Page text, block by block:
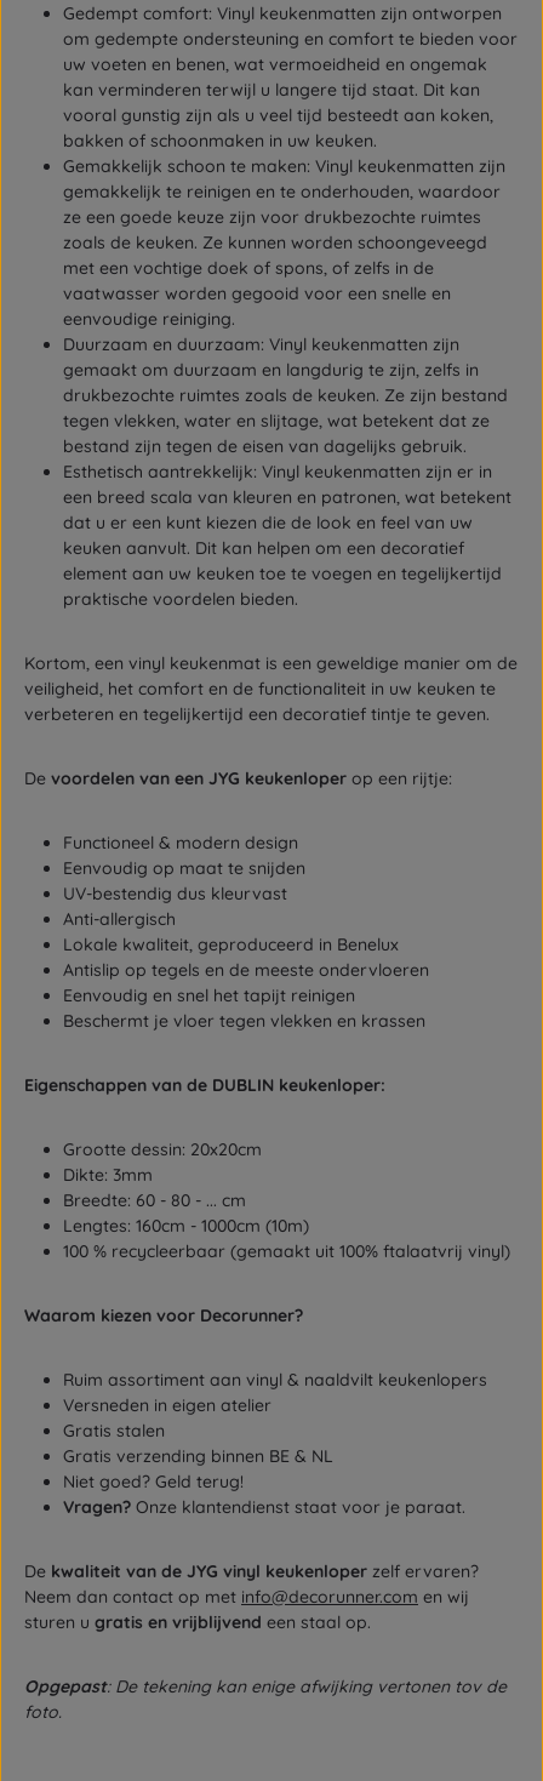
Gedempt comfort: Vinyl keukenmatten zijn ontworpen
om gedempte ondersteuning en comfort te bieden voor
uw voeten en benen, wat vermoeidheid en ongemak
kan verminderen terwijl u langere tijd staat. Dit kan
vooral gunstig zijn als u veel tijd besteedt aan koken,
bakken of schoonmaken in uw keuken.
Gemakkelijk schoon te maken: Vinyl keukenmatten zijn
gemakkelijk te reinigen en te onderhouden, waardoor
ze een goede keuze zijn voor drukbezochte ruimtes
zoals de keuken. Ze kunnen worden schoongeveegd
met een vochtige doek of spons, of zelfs in de
vaatwasser worden gegooid voor een snelle en
eenvoudige reiniging.
Duurzaam en duurzaam: Vinyl keukenmatten zijn
gemaakt om duurzaam en langdurig te zijn, zelfs in
drukbezochte ruimtes zoals de keuken. Ze zijn bestand
tegen vlekken, water en slijtage, wat betekent dat ze
bestand zijn tegen de eisen van dagelijks gebruik.
Esthetisch aantrekkelijk: Vinyl keukenmatten zijn er in
een breed scala van kleuren en patronen, wat betekent
dat u er een kunt kiezen die de look en feel van uw
keuken aanvult. Dit kan helpen om een decoratief
element aan uw keuken toe te voegen en tegelijkertijd
praktische voordelen bieden.
Kortom, een vinyl keukenmat is een geweldige manier om de
veiligheid, het comfort en de functionaliteit in uw keuken te
verbeteren en tegelijkertijd een decoratief tintje te geven.
De voordelen van een JYG keukenloper op een rijtje:
Functioneel & modern design
Eenvoudig op maat te snijden
UV-bestendig dus kleurvast
Anti-allergisch
Lokale kwaliteit, geproduceerd in Benelux
Antislip op tegels en de meeste ondervloeren
Eenvoudig en snel het tapijt reinigen
Beschermt je vloer tegen vlekken en krassen
Eigenschappen van de DUBLIN keukenloper:
Grootte dessin: 20x20cm
Dikte: 3mm
Breedte: 60 - 80 - ... cm
Lengtes: 160cm - 1000cm (10m)
100 % recycleerbaar (gemaakt uit 100% ftalaatvrij vinyl)
Waarom kiezen voor Decorunner?
Ruim assortiment aan vinyl & naaldvilt keukenlopers
Versneden in eigen atelier
Gratis stalen
Gratis verzending binnen BE & NL
Niet goed? Geld terug!
Vragen? Onze klantendienst staat voor je paraat.
De kwaliteit van de JYG vinyl keukenloper zelf ervaren?
Neem dan contact op met info@decorunner.com en wij
sturen u gratis en vrijblijvend een staal op.
Opgepast: De tekening kan enige afwijking vertonen tov de
foto.